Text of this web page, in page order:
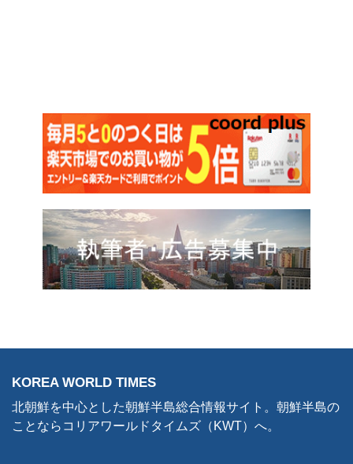
KOREA WORLD TIMES
北朝鮮を中心とした朝鮮半島総合情報サイト。朝鮮半島の
ことならコリアワールドタイムズ（KWT）へ。